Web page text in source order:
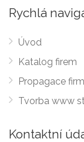
Rychlá
Úvod
Katalog firem
Propagace
Tvorba www
Kontaktní